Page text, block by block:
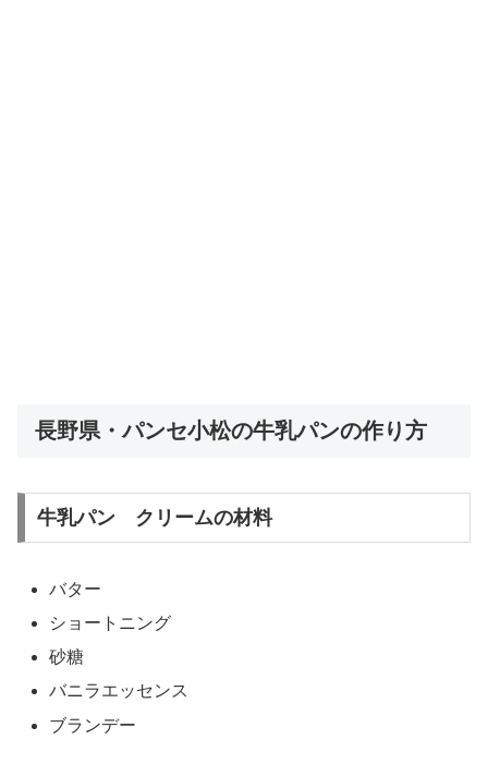
長野県・パンセ小松の牛乳パンの作り方
牛乳パン クリームの材料
バター
ショートニング
砂糖
バニラエッセンス
ブランデー